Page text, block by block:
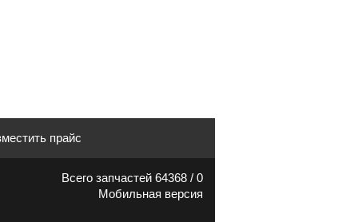
прайс
Всего запчастей 64368 / 0
Мобильная версия